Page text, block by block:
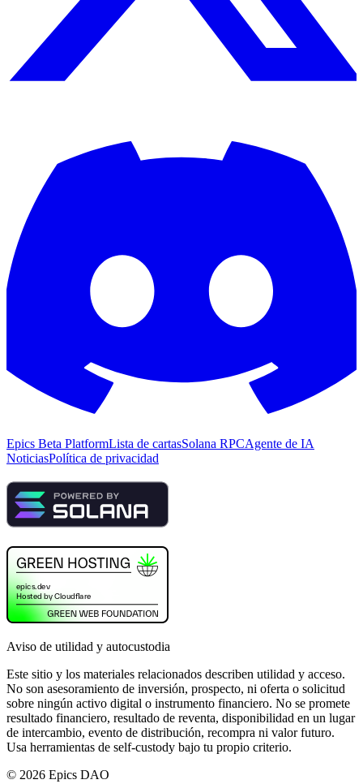
Epics Beta PlatformLista de cartasSolana RPCAgente de IA
NoticiasPolítica de privacidad
Aviso de utilidad y autocustodia
Este sitio y los materiales relacionados describen utilidad y acceso.
No son asesoramiento de inversión, prospecto, ni oferta o solicitud
sobre ningún activo digital o instrumento financiero. No se promete
resultado financiero, resultado de reventa, disponibilidad en un lugar
de intercambio, evento de distribución, recompra ni valor futuro.
Usa herramientas de self-custody bajo tu propio criterio.
© 2026 Epics DAO